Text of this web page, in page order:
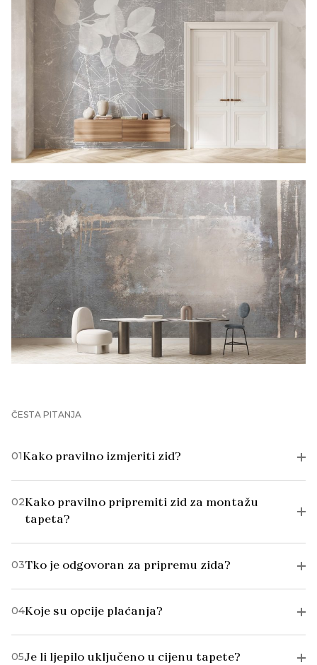
ČESTA PITANJA
01Kako pravilno izmjeriti zid?
02Kako pravilno pripremiti zid za montažu
tapeta?
03Tko je odgovoran za pripremu zida?
04Koje su opcije plaćanja?
05Je li ljepilo uključeno u cijenu tapete?